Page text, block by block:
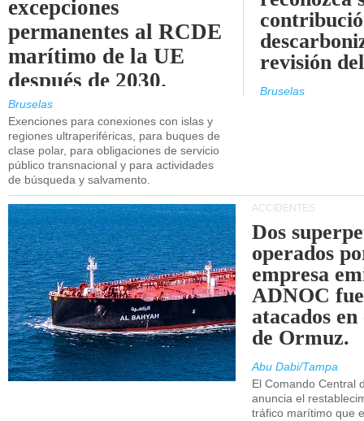
excepciones
permanentes al RCDE
marítimo de la UE
después de 2030.
Bruselas
Exenciones para conexiones con islas y
regiones ultraperiféricas, para buques de
clase polar, para obligaciones de servicio
público transnacional y para actividades
de búsqueda y salvamento.
revisión
Bruselas
ACCIDENTES
Dos
operados
empresa
ADNOC
atacados
de Ormuz.
Abu Dabi/Tampa
El Comando Central
anuncia el
tráfico marítimo que